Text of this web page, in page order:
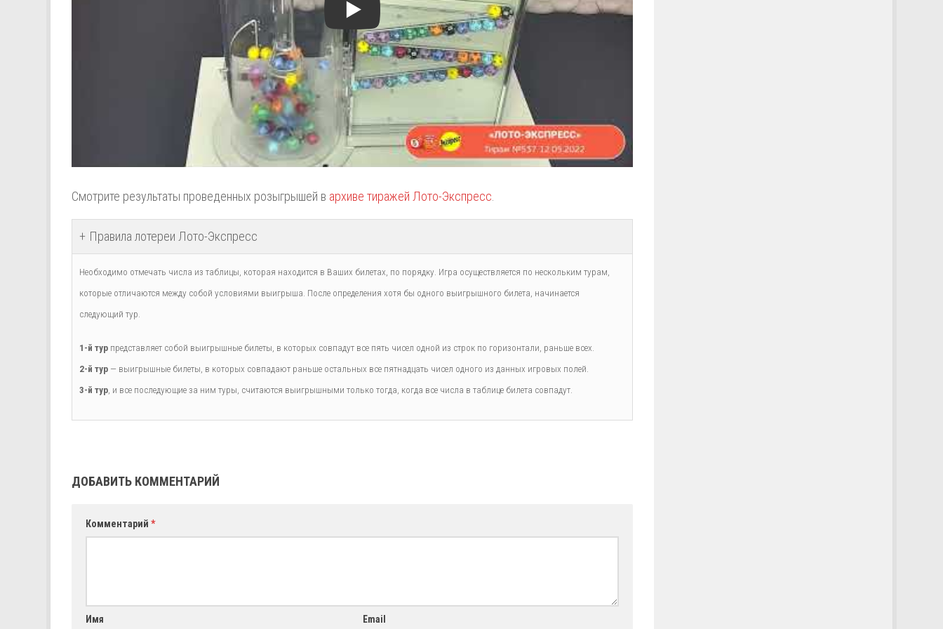
Смотрите результаты проведенных розыгрышей в архиве тиражей Лото-Экспресс
Правила лотереи Лото-Экспресс
Необходимо отмечать числа из таблицы, которая находится в Ваших билетах, по порядку. Игра осуществляется по нескольким турам,
которые отличаются между собой условиями выигрыша. После определения хотя бы одного выигрышного билета, начинается
следующий тур.
1-й тур представляет собой выигрышные билеты, в которых совпадут все пять чисел одной из строк по горизонтали, раньше всех.
2-й тур — выигрышные билеты, в которых совпадают раньше остальных все пятнадцать чисел одного из данных игровых полей.
3-й тур , и все последующие за ним туры, считаются выигрышными только тогда, когда все числа в таблице билета совпадут.
ДОБАВИТЬ КОММЕНТАРИЙ
Комментарий *
Имя Email